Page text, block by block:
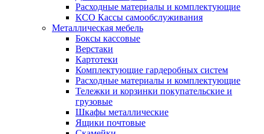
Расходные материалы и комплектующие
КСО Кассы самообслуживания
Металлическая мебель
Боксы кассовые
Верстаки
Картотеки
Комплектующие гардеробных систем
Расходные материалы и комплектующие
Тележки и корзинки покупательские и
грузовые
Шкафы металлические
Ящики почтовые